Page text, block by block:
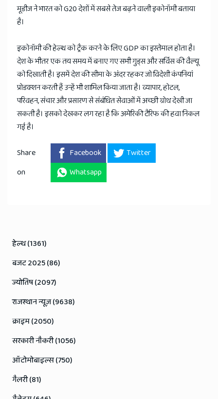
मूडीज ने भारत को G20 देशों में सबसे तेज बढ़ने वाली इकोनॉमी बताया
है।
इकोनॉमी की हेल्थ को ट्रैक करने के लिए GDP का इस्तेमाल होता है।
देश के भीतर एक तय समय में बनाए गए सभी गुड्स और सर्विस की वैल्यू
को दिखाती है। इसमें देश की सीमा के अंदर रहकर जो विदेशी कंपनियां
प्रोडक्शन करती हैं उन्हें भी शामिल किया जाता है। व्यापार, होटल,
परिवहन, संचार और प्रसारण से संबंधित सेवाओं में अच्छी ग्रोथ देखी जा
सकती है। इसको देखकर लग रहा है कि अमेरिकी टैरिफ की हवा निकल
गई है।
Share
on
Facebook
Twitter
Whatsapp
हेल्थ (1361)
बजट 2025 (86)
ज्योतिष (2097)
राजस्थान न्यूज़ (9638)
क्राइम (2050)
सरकारी नौकरी (1056)
ऑटोमोबाइल्स (750)
गैलरी (81)